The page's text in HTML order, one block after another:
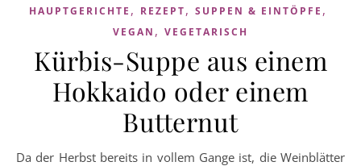
HAUPTGERICHTE , REZEPT, SUPPEN & EINTÖPFE ,
VEGAN , VEGETARISCH
Kürbis-Suppe aus einem
Hokkaido oder einem
Butternut
Da der Herbst bereits in vollem Gange ist, die Weinblätter